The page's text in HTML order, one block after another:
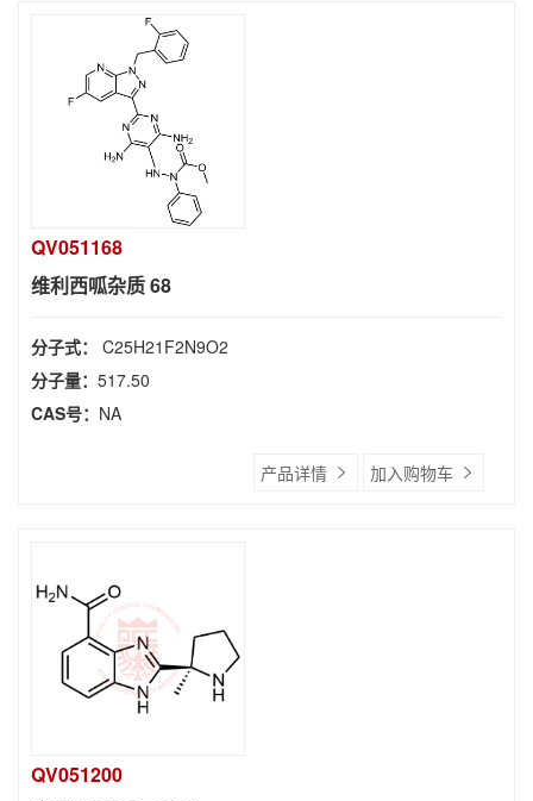
QV051168
维利西呱杂质 68
分子式： C25H21F2N9O2
分子量： 517.50
CAS号： NA
产品详情 加入购物车
QV051200